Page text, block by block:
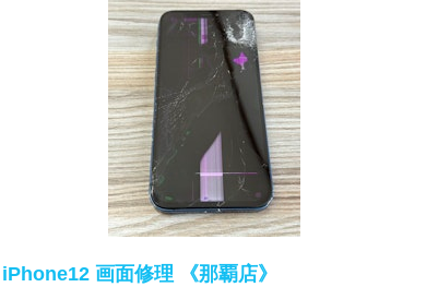
iPhone12 画面修理 《那覇店》